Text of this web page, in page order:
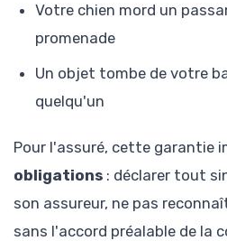
Votre chien mord un
promenade
Un objet tombe de votre
quelqu'un
Pour l'assuré, cette garantie
obligations : déclarer tout
son assureur, ne pas
sans l'accord préalable de la